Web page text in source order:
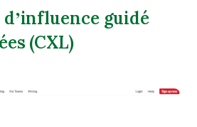
guidé
(CXL)